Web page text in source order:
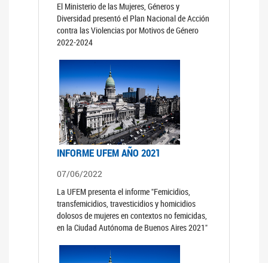
El Ministerio de las Mujeres, Géneros y
Diversidad presentó el Plan Nacional de Acción
contra las Violencias por Motivos de Género
2022-2024
INFORME UFEM AÑO 2021
07/06/2022
La UFEM presenta el informe "Femicidios,
transfemicidios, travesticidios y homicidios
dolosos de mujeres en contextos no femicidas,
en la Ciudad Autónoma de Buenos Aires 2021"